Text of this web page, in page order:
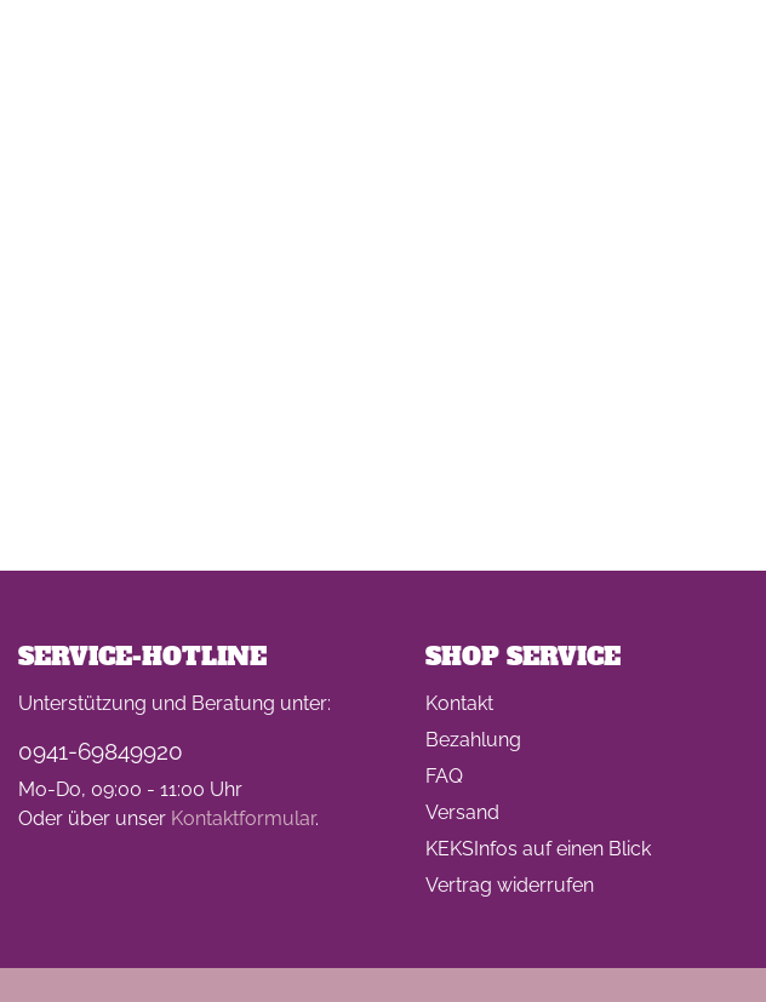
SERVICE-HOTLINE
Unterstützung und Beratung unter:
0941-69849920
Mo-Do, 09:00 - 11:00 Uhr
Oder über unser Kontaktformular.
SHOP SERVICE
Kontakt
Bezahlung
FAQ
Versand
KEKSInfos auf einen Blick
Vertrag widerrufen